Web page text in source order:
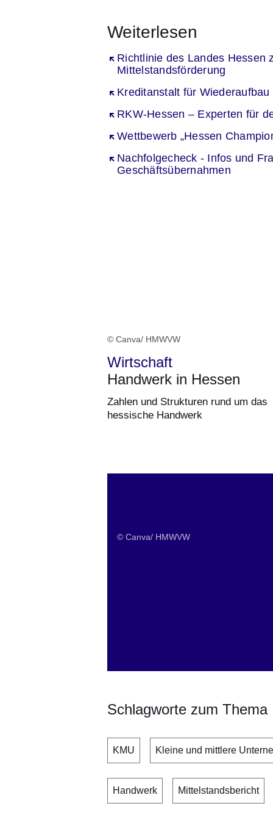
Weiterlesen
Richtlinie des Landes Hessen
Mittelstandsförderung
Öffnet sich in einem neuen
Kreditanstalt für Wiederaufbau
Öffnet sich in einem neuen
RKW-Hessen – Experten für
Öffnet sich in einem neuen
Wettbewerb „Hessen
Öffnet sich in einem neuen
Nachfolgecheck - Infos und
Geschäftsübernahmen
Öffnet sich in einem neuen
© Canva/ HMWVW
Wirtschaft
Handwerk in Hessen
Zahlen und Strukturen rund um das
hessische Handwerk
© Canva/ HMWVW
Schlagworte zum Thema
KMU Kleine und mittlere
Handwerk Mittelstandsbericht